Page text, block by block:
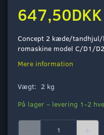
647,50DKK
Concept 2 kæde/
romaskine model C/D1/
Mere information
Vægt: 2 kg
På lager – levering 1-2